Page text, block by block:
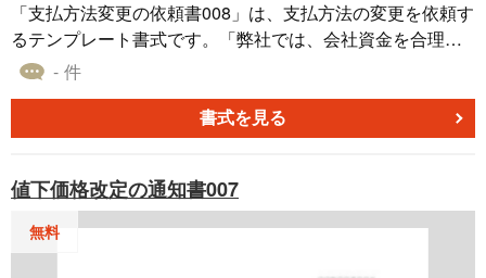
「支払方法変更の依頼書008」は、支払方法の変更を依頼す
るテンプレート書式です。「弊社では、会社資金を合理的
に運営するため、協力会社の皆様への代金お支払方法を下
第でございます。」といった内容を伝える文例、テンプレ
ート書式としてご活用ください。例えば企業経営の柔軟性
や協力会社に対して新しい支払い条件を提案する場面に適
しています。
- 件
書式を見る
値下価格改定の通知書007
無料